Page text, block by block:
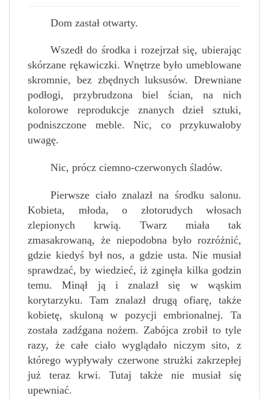
Dom zastał otwarty.
Wszedł do środka i rozejrzał się, ubierając
skórzane rękawiczki. Wnętrze było umeblowane
skromnie, bez zbędnych luksusów. Drewniane
podłogi, przybrudzona biel ścian, na nich
kolorowe reprodukcje znanych dzieł sztuki,
podniszczone meble. Nic, co przykuwałoby
uwagę.
Nic, prócz ciemno-czerwonych śladów.
Pierwsze ciało znalazł na środku salonu.
Kobieta, młoda, o złotorudych włosach
zlepionych krwią. Twarz miała tak
zmasakrowaną, że niepodobna było rozróżnić,
gdzie kiedyś był nos, a gdzie usta. Nie musiał
sprawdzać, by wiedzieć, iż zginęła kilka godzin
temu. Minął ją i znalazł się w wąskim
korytarzyku. Tam znalazł drugą ofiarę, także
kobietę, skuloną w pozycji embrionalnej. Ta
została zadźgana nożem. Zabójca zrobił to tyle
razy, że całe ciało wyglądało niczym sito, z
którego wypływały czerwone strużki zakrzepłej
już teraz krwi. Tutaj także nie musiał się
upewniać.